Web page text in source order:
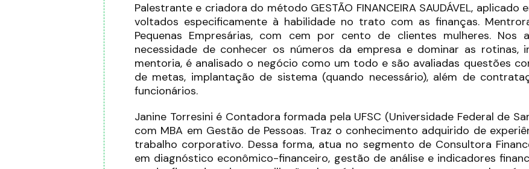
Palestrante e criadora do método GESTÃO FINANCEIRA SAUDÁVEL, aplicado
voltados especificamente à habilidade no trato com as finanças.
Pequenas Empresárias, com cem por cento de clientes mulheres. Nos
necessidade de conhecer os números da empresa e dominar as rotinas,
mentoria, é analisado o negócio como um todo e são avaliadas questões
de metas, implantação de sistema (quando necessário), além de
funcionários.
Janine Torresini é Contadora formada pela UFSC (Universidade Federal de
com MBA em Gestão de Pessoas. Traz o conhecimento adquirido de
trabalho corporativo. Dessa forma, atua no segmento de Consultora
em diagnóstico econômico-financeiro, gestão de análise e indicadores